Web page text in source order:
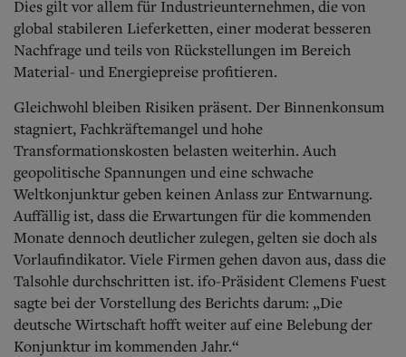
Dies gilt vor allem für Industrieunternehmen, die von
global stabileren Lieferketten, einer moderat besseren
Nachfrage und teils von Rückstellungen im Bereich
Material- und Energiepreise profitieren.
Gleichwohl bleiben Risiken präsent. Der Binnenkonsum
stagniert, Fachkräftemangel und hohe
Transformationskosten belasten weiterhin. Auch
geopolitische Spannungen und eine schwache
Weltkonjunktur geben keinen Anlass zur Entwarnung.
Auffällig ist, dass die Erwartungen für die kommenden
Monate dennoch deutlicher zulegen, gelten sie doch als
Vorlaufindikator. Viele Firmen gehen davon aus, dass die
Talsohle durchschritten ist. ifo-Präsident Clemens Fuest
sagte bei der Vorstellung des Berichts darum: „Die
deutsche Wirtschaft hofft weiter auf eine Belebung der
Konjunktur im kommenden Jahr.“